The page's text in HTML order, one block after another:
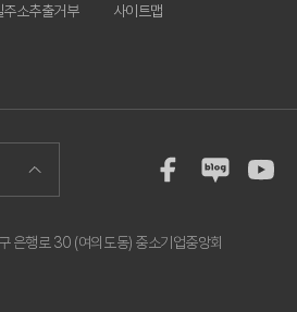
주소추출거부 사이트맵
은행로 30 (여의도동) 중소기업중앙회